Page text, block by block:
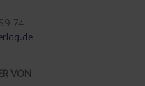
74
VON